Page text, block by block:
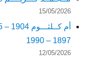
15/05/2026
1897 – 1990
12/05/2026